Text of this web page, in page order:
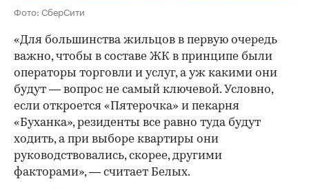
Фото: СберСити
«Для большинства жильцов в первую очередь
важно, чтобы в составе ЖК в принципе были
операторы торговли и услуг, а уж какими они
будут — вопрос не самый ключевой. Условно,
если откроется «Пятерочка» и пекарня
«Буханка», резиденты все равно туда будут
ходить, а при выборе квартиры они
руководствовались, скорее, другими
факторами», — считает Белых.